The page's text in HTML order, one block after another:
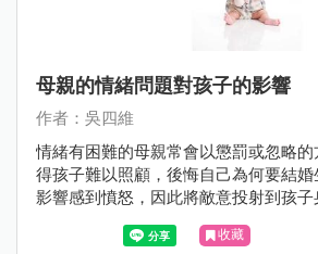
母親的情緒問題對孩子的影響
作者：吳四維
情緒有困難的母親常會以懲罰或忽略
得孩子難以照顧，後悔自己為何要結
影響感到憤怒，因此將敵意投射到孩子
知道自己的情緒會影響到孩子，事後也
自責，但多半不知道如何改變也不知道
收藏